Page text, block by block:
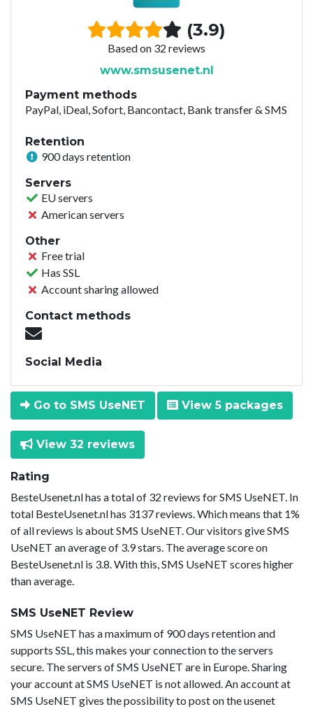
(3.9)
Based on 32 reviews
www.smsusenet.nl
Payment methods
PayPal, iDeal, Sofort, Bancontact, Bank transfer & SMS
Retention
900 days retention
Servers
EU servers
American servers
Other
Free trial
Has SSL
Account sharing allowed
Contact methods
Social Media
Go to SMS UseNET View 5 packages
View 32 reviews
Rating
BesteUsenet.nl has a total of 32 reviews for SMS UseNET. In
total BesteUsenet.nl has 3137 reviews. Which means that 1%
of all reviews is about SMS UseNET. Our visitors give SMS
UseNET an average of 3.9 stars. The average score on
BesteUsenet.nl is 3.8. With this, SMS UseNET scores higher
than average.
SMS UseNET Review
SMS UseNET has a maximum of 900 days retention and
supports SSL, this makes your connection to the servers
secure. The servers of SMS UseNET are in Europe. Sharing
your account at SMS UseNET is not allowed. An account at
SMS UseNET gives the possibility to post on the usenet